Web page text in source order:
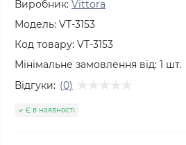
Виробник: Vittora
Модель: VT-3153
Код товару: VT-3153
Мінімальне замовлення від: 1 шт.
Відгуки: (0)
Є в наявності